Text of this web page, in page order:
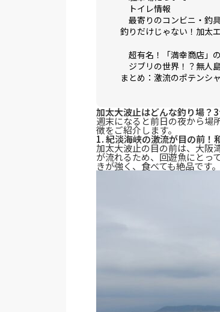
トイレ情報
最寄りのコンビニ・釣
釣りだけじゃない！加太
超有名！「満幸商店」
ジブリの世界！？無人
まとめ：激流のポテンシ
加太大波止はどんな釣り場？
週末になると前日の夜から場
徴をご紹介します。
1. 紀淡海峡の激流が目の前！
加太大波止の目の前は、大阪
が流れるため、回遊魚にとっ
きが強く、食べても絶品です。